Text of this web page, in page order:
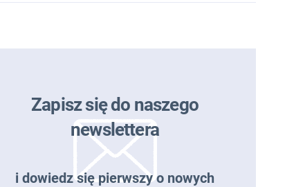
Zapisz się do naszego
newslettera
i dowiedz się pierwszy o nowych